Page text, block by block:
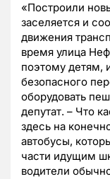
«Построили
заселяется и
движения
время улица
поэтому
безопасного
оборудовать
депутат. – Что
здесь на
автобусы,
части идущим
водители